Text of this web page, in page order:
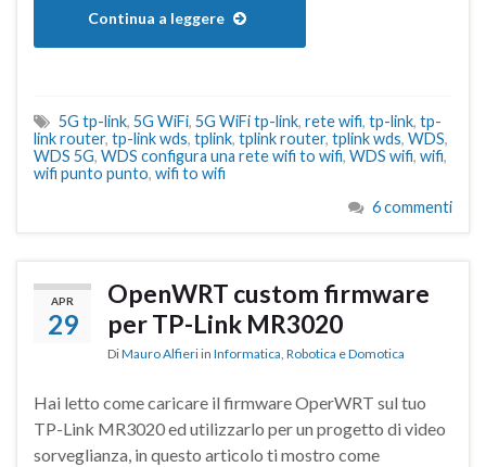
Continua a leggere
5G tp-link, 5G WiFi, 5G WiFi tp-link, rete wifi, tp-link, tp-
link router, tp-link wds, tplink, tplink router, tplink wds, WDS,
WDS 5G, WDS configura una rete wifi to wifi, WDS wifi, wifi,
wifi punto punto, wifi to wifi
6 commenti
APR
29
OpenWRT custom firmware
per TP-Link MR3020
DiMauro Alfieri in Informatica, Robotica e Domotica
Hai letto come caricare il firmware OperWRT sul tuo
TP-Link MR3020 ed utilizzarlo per un progetto di video
sorveglianza, in questo articolo ti mostro come